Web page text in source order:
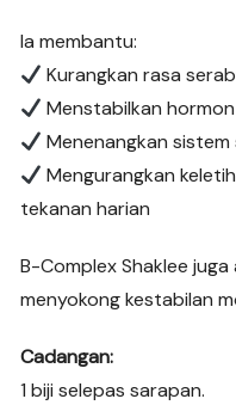
Ia membantu:
Kurangkan rasa
Menstabilkan
Menenangkan sistem
Mengurangkan
tekanan harian
B-Complex Shaklee
menyokong kestabilan
Cadangan:
1 biji selepas sarapan.